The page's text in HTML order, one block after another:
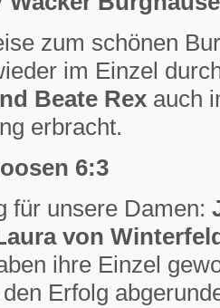
zum schönen
im Einzel
Beate Rex auch
erbracht.
6:3
für unsere Damen:
von
ihre Einzel
Erfolg